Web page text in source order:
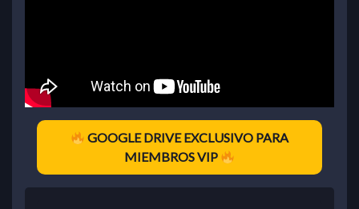
GOOGLE DRIVE EXCLUSIVO PARA
MIEMBROS VIP